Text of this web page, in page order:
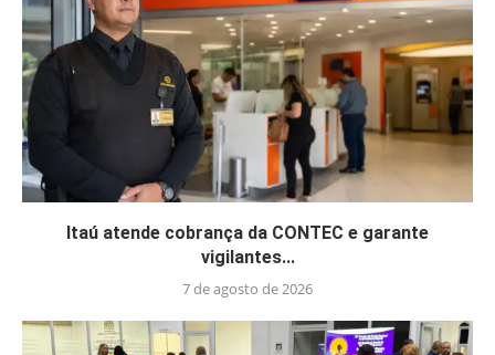
Itaú atende cobrança da CONTEC e garante
vigilantes...
7 de agosto de 2026